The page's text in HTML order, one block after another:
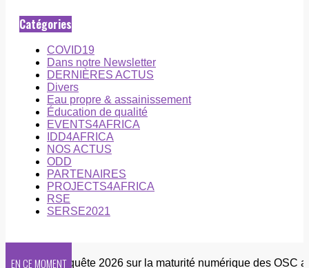
Catégories
COVID19
Dans notre Newsletter
DERNIÈRES ACTUS
Divers
Eau propre & assainissement
Éducation de qualité
EVENTS4AFRICA
IDD4AFRICA
NOS ACTUS
ODD
PARTENAIRES
PROJECTS4AFRICA
RSE
SERSE2021
EN CE MOMENT
Enquête 2026 sur la maturité numérique des OSC